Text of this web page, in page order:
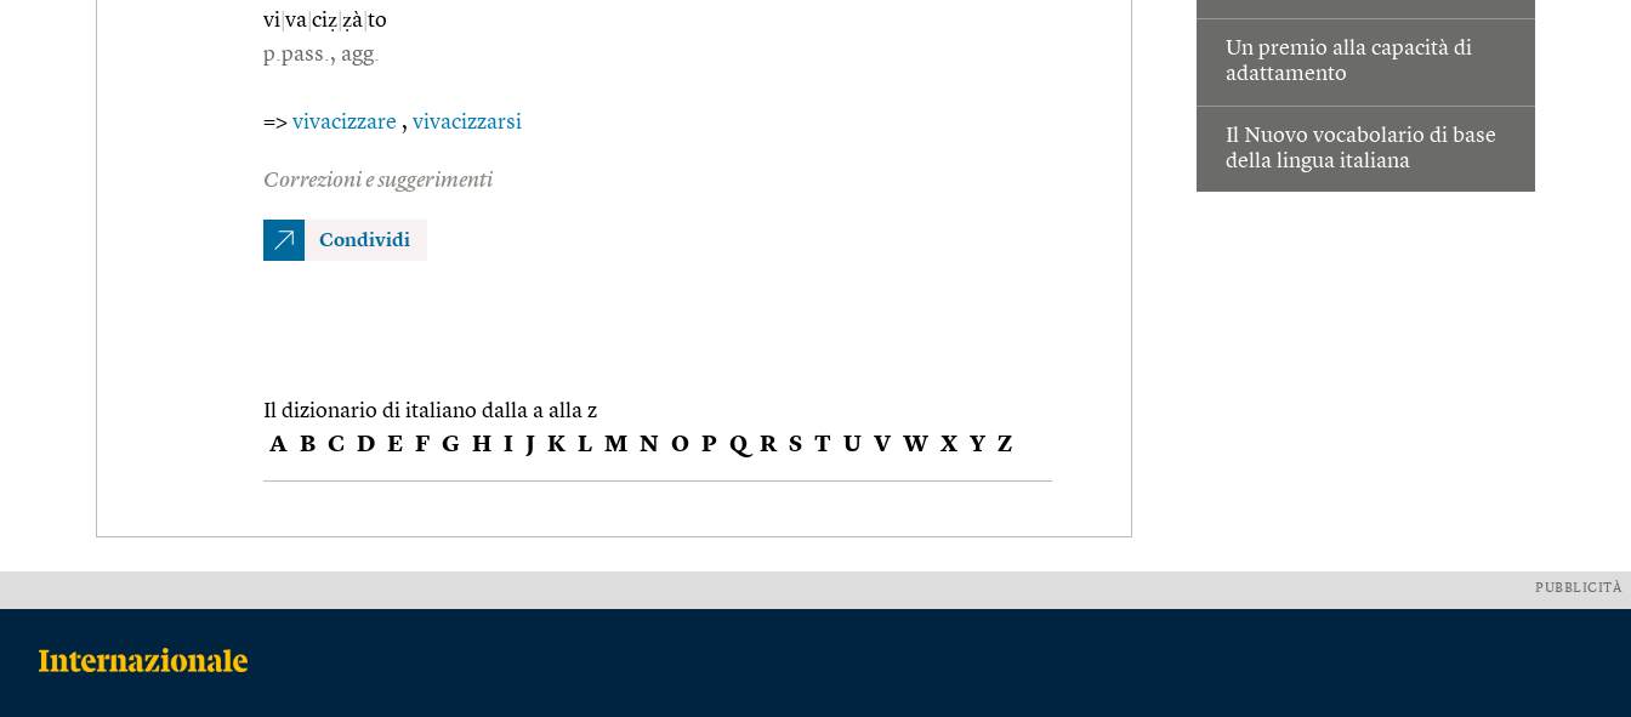
Un premio alla capacità di
adattamento
Il Nuovo vocabolario di base
della lingua italiana
vi va ciẓ ẓà to
p.pass., agg.
=> vivacizzare , vivacizzarsi
Correzioni e suggerimenti
Condividi
Il dizionario di italiano dalla a alla z
A B C D E F G H I J K L M N O P Q R S T U V W X Y Z
PUBBLICITÀ